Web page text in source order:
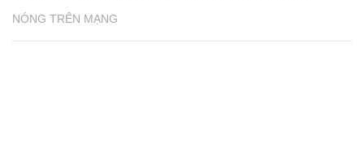
NÓNG TRÊN MẠNG